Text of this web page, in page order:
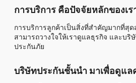
การบริการ คือปัจจัยหลักของเร
การบริการลูกค้าเป็นสิ่งที่สำคัญมากที่สุด
สามารถวางใจให้เราดูแลธุรกิจ และบริ
ประกันภัย
บริษัทประกันชั้นนำ มาเพื่อดูแ